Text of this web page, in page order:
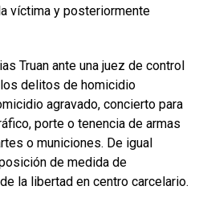
víctima y posteriormente
Truan ante una juez de control
delitos de homicidio
agravado, concierto para
porte o tenencia de armas
o municiones. De igual
de medida de
la libertad en centro carcelario.